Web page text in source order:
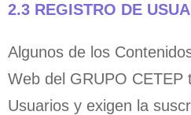
2.3 REGISTRO DE
Algunos de los
Web del GRUPO CETEP
Usuarios y exigen la